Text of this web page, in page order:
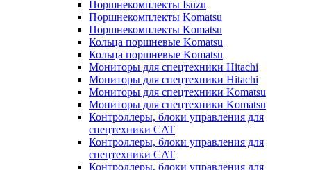
Поршнекомплекты Isuzu
Поршнекомплекты Komatsu
Поршнекомплекты Komatsu
Кольца поршневые Komatsu
Кольца поршневые Komatsu
Мониторы для спецтехники Hitachi
Мониторы для спецтехники Hitachi
Мониторы для спецтехники Komatsu
Мониторы для спецтехники Komatsu
Контроллеры, блоки управления для
спецтехники CAT
Контроллеры, блоки управления для
спецтехники CAT
Контроллеры, блоки управления для